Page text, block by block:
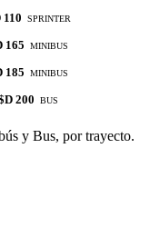
110 SPRINTER
165 MINIBUS
185 MINIBUS
200 BUS
y Bus, por trayecto.